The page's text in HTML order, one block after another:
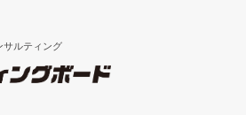
サルティング